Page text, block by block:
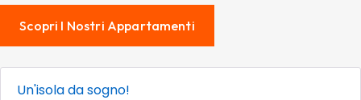
Scopri I Nostri Appartamenti
Un'isola da sogno!